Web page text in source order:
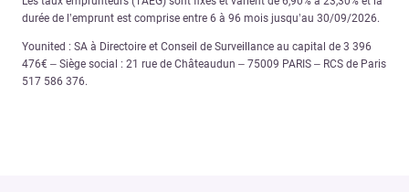
durée de l’emprunt est comprise entre 6 à 96 mois jusqu’au 30/09/2026.
Younited : SA à Directoire et Conseil de Surveillance au capital de 3 396
476€ – Siège social : 21 rue de Châteaudun – 75009 PARIS – RCS de Paris
517 586 376.